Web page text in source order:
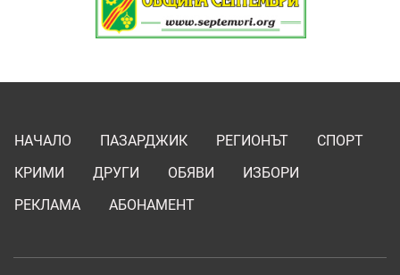
НАЧАЛО ПАЗАРДЖИК РЕГИОНЪТ
СПОРТ
КРИМИ
ДРУГИ ОБЯВИ
ИЗБОРИ
РЕКЛАМА
АБОНАМЕНТ